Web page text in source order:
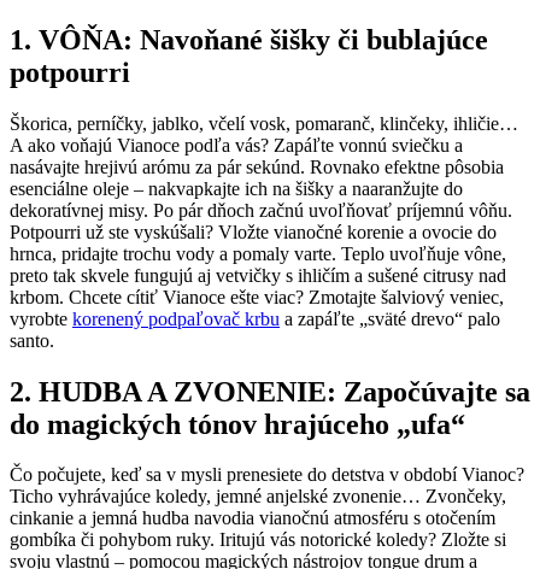
1. VÔŇA: Navoňané šišky či bublajúce
potpourri
Škorica, perníčky, jablko, včelí vosk, pomaranč, klinčeky, ihličie…
A ako voňajú Vianoce podľa vás? Zapáľte vonnú sviečku a
nasávajte hrejivú arómu za pár sekúnd. Rovnako efektne pôsobia
esenciálne oleje – nakvapkajte ich na šišky a naaranžujte do
dekoratívnej misy. Po pár dňoch začnú uvoľňovať príjemnú vôňu.
Potpourri už ste vyskúšali? Vložte vianočné korenie a ovocie do
hrnca, pridajte trochu vody a pomaly varte. Teplo uvoľňuje vône,
preto tak skvele fungujú aj vetvičky s ihličím a sušené citrusy nad
krbom. Chcete cítiť Vianoce ešte viac? Zmotajte šalviový veniec,
vyrobte korenený podpaľovač krbu a zapáľte „sväté drevo“ palo
santo.
2. HUDBA A ZVONENIE: Započúvajte sa
do magických tónov hrajúceho „ufa“
Čo počujete, keď sa v mysli prenesiete do detstva v období Vianoc?
Ticho vyhrávajúce koledy, jemné anjelské zvonenie… Zvončeky,
cinkanie a jemná hudba navodia vianočnú atmosféru s otočením
gombíka či pohybom ruky. Iritujú vás notorické koledy? Zložte si
svoju vlastnú – pomocou magických nástrojov tongue drum a